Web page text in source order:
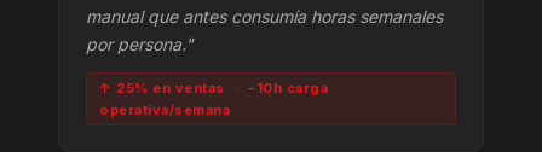
manual que antes consumía horas semanales
por persona."
↑ 25% en ventas · −10h carga
operativa/semana